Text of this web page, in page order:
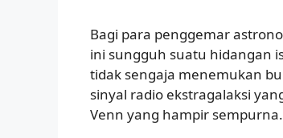
Bagi para penggemar
ini sungguh suatu hidangan
tidak sengaja menemukan
sinyal radio ekstragalaksi
Venn yang hampir sempurna.